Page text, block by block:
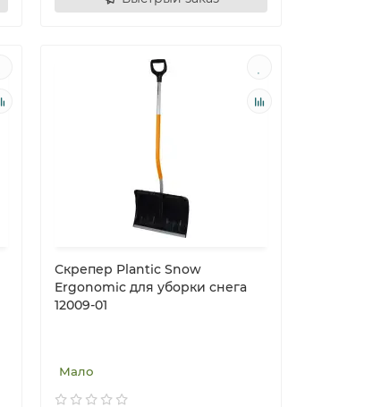
Скрепер Plantic Snow
Ergonomic для уборки снега
12009-01
Мало